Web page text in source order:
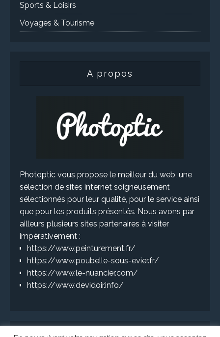
Sports & Loisirs
Voyages & Tourisme
A propos
Photoptic vous propose le meilleur du web, une
sélection de sites internet soigneusement
sélectionnés pour leur qualité, pour le service ainsi
que pour les produits présentés. Nous avons par
ailleurs plusieurs sites partenaires à visiter
impérativement :
https://www.peinturement.fr/
https://www.poubelle-sous-evier.fr/
https://www.le-nuancier.com/
https://www.devidoir.info/